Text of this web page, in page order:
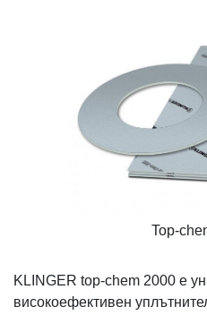
Top-
KLINGER top-chem 2000 е
високоефективен